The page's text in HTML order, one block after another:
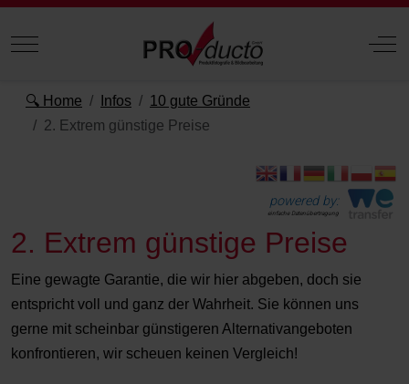
Mobile Menu Toggle Off-
🔍 Home Infos
10 gute Gründe
2. Extrem günstige Preise
powered by:
einfache Datenübertragung
2. Extrem günstige Preise
Eine gewagte Garantie, die wir hier abgeben, doch sie
entspricht voll und ganz der Wahrheit. Sie können uns
gerne mit scheinbar günstigeren Alternativangeboten
konfrontieren, wir scheuen keinen Vergleich!